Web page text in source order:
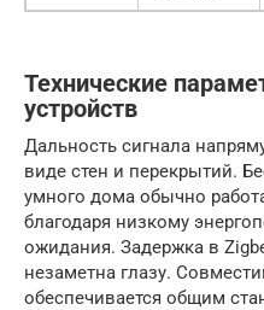
Технические
устройств
Дальность сигнала
виде стен и перекрытий.
умного дома обычно
благодаря низкому
ожидания. Задержка в
незаметна глазу.
обеспечивается общим